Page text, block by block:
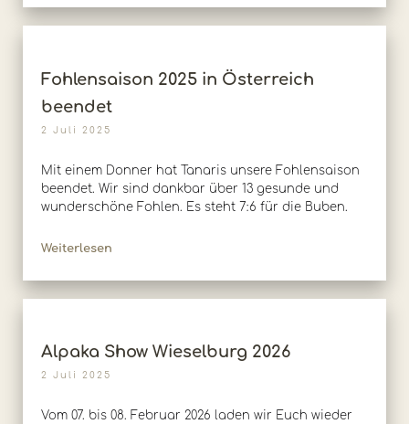
Fohlensaison 2025 in Österreich
beendet
2 Juli 2025
Mit einem Donner hat Tanaris unsere Fohlensaison
beendet. Wir sind dankbar über 13 gesunde und
wunderschöne Fohlen. Es steht 7:6 für die Buben.
Weiterlesen
Alpaka Show Wieselburg 2026
2 Juli 2025
Vom 07. bis 08. Februar 2026 laden wir Euch wieder